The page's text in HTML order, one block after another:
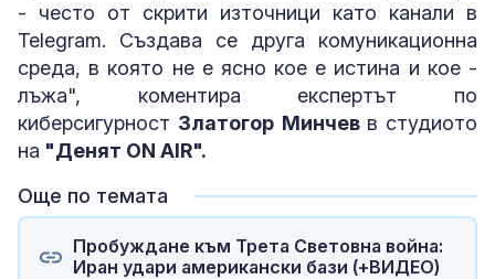
- често от скрити източници като канали в
Telegram. Създава се друга комуникационна
среда, в която не е ясно кое е истина и кое -
лъжа", коментира експертът по
киберсигурност Златогор Минчев в студиото
на "Денят ON AIR".
Още по темата
Пробуждане към Трета Световна война:
Иран удари американски бази (+ВИДЕО)